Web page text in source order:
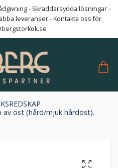
- Skräddarsydda lösningar -
leveranser - Kontakta oss för
av ost (hård/mjuk hårdost).